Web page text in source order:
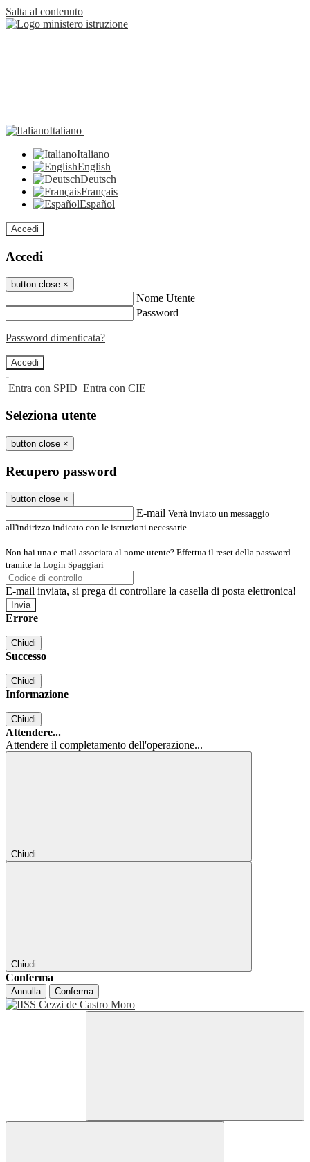
Salta al contenuto
Italiano
Italiano
English
Deutsch
Français
Español
Accedi
Accedi
button close ×
Nome Utente
Password
Password dimenticata?
-
Entra con SPID Entra con CIE
Seleziona utente
button close ×
Recupero password
button close ×
E-mail Verrà inviato un messaggio
all'indirizzo indicato con le istruzioni necessarie.
Non hai una e-mail associata al nome utente? Effettua il reset della password
tramite la Login Spaggiari
E-mail inviata, si prega di controllare la casella di posta elettronica!
Errore
Chiudi
Successo
Chiudi
Informazione
Chiudi
Attendere...
Attendere il completamento dell'operazione...
Chiudi
Chiudi
Conferma
Annulla Conferma